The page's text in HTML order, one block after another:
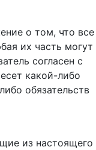
о том, что все
их часть могут
согласен с
какой-либо
обязательств
из настоящего